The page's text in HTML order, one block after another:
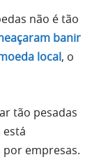
não é tão
banir
local, o
tão pesadas
está
empresas.